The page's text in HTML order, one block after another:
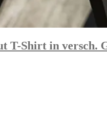
T-Shirt in versch.